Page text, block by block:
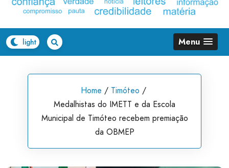
Menu
Home / Timóteo /
Medalhistas do IMETT e da Escola
Municipal de Timóteo recebem premiação
da OBMEP